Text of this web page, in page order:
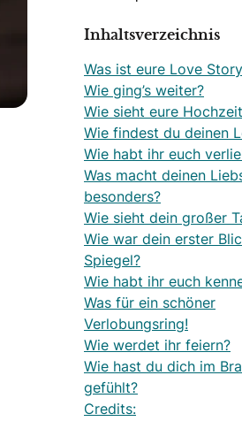
Inhaltsverzeichnis
Was ist eure Love
Wie ging’s weiter?
Wie sieht eure
Wie findest du deinen
Wie habt ihr euch
Was macht deinen
besonders?
Wie sieht dein großer
Wie war dein erster
Spiegel?
Wie habt ihr euch
Was für ein schöner
Verlobungsring!
Wie werdet ihr feiern?
Wie hast du dich im
gefühlt?
Credits: